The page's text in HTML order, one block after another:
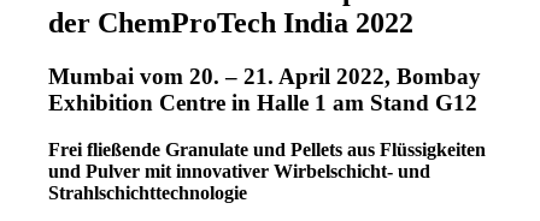
der ChemProTech India 2022
Mumbai vom 20. – 21. April 2022, Bombay
Exhibition Centre in Halle 1 am Stand G12
Frei fließende Granulate und Pellets aus Flüssigkeiten
und Pulver mit innovativer Wirbelschicht- und
Strahlschichttechnologie